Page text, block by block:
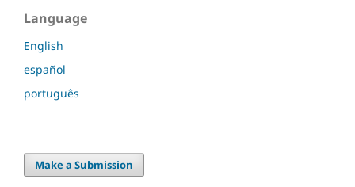
Language
English
español
português
Make a Submission